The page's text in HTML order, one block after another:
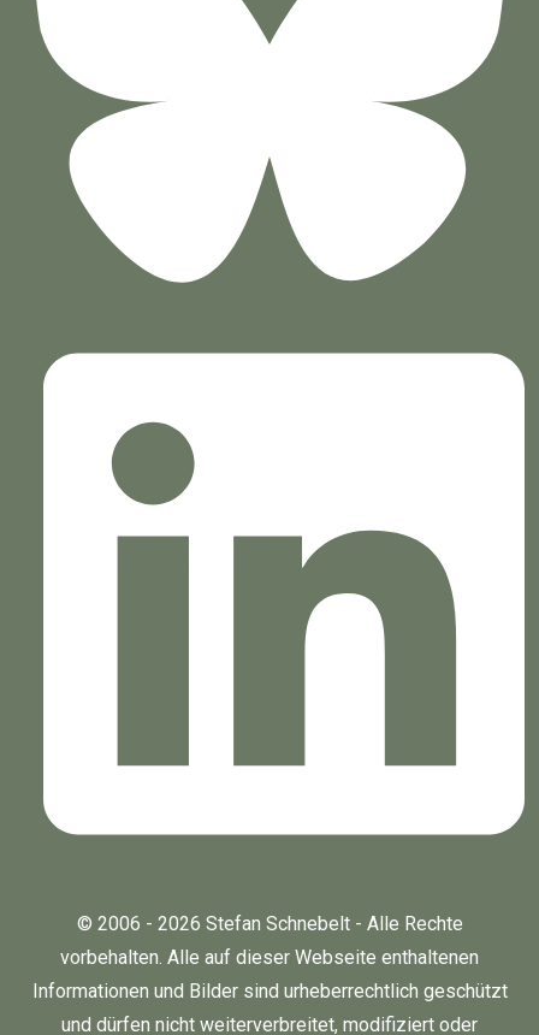
© 2006 - 2026 Stefan Schnebelt - Alle Rechte
vorbehalten. Alle auf dieser Webseite enthaltenen
Informationen und Bilder sind urheberrechtlich geschützt
und dürfen nicht weiterverbreitet, modifiziert oder